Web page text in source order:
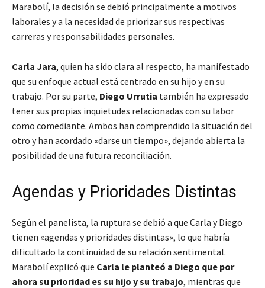
Marabolí, la decisión se debió principalmente a motivos
laborales y a la necesidad de priorizar sus respectivas
carreras y responsabilidades personales.
Carla Jara, quien ha sido clara al respecto, ha manifestado
que su enfoque actual está centrado en su hijo y en su
trabajo. Por su parte, Diego Urrutia también ha expresado
tener sus propias inquietudes relacionadas con su labor
como comediante. Ambos han comprendido la situación del
otro y han acordado «darse un tiempo», dejando abierta la
posibilidad de una futura reconciliación.
Agendas y Prioridades Distintas
Según el panelista, la ruptura se debió a que Carla y Diego
tienen «agendas y prioridades distintas», lo que habría
dificultado la continuidad de su relación sentimental.
Marabolí explicó que Carla le planteó a Diego que por
ahora su prioridad es su hijo y su trabajo, mientras que